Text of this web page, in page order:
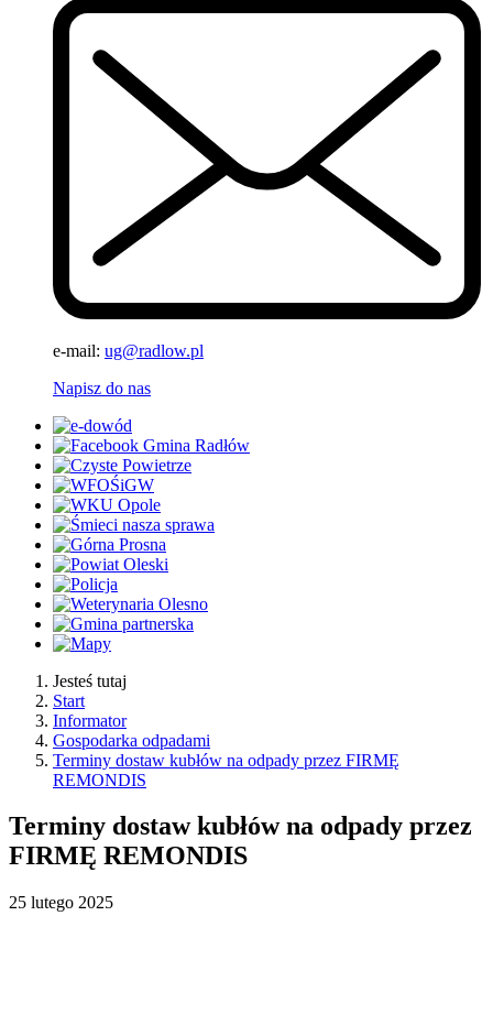
e-mail: ug@radlow.pl
Napisz do nas
Jesteś tutaj
Start
Informator
Gospodarka odpadami
Terminy dostaw kubłów na odpady przez FIRMĘ
REMONDIS
Terminy dostaw kubłów na odpady przez
FIRMĘ REMONDIS
25 lutego 2025